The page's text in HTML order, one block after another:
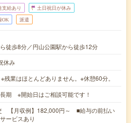
支給あり 土日祝日が休み
OK 派遣
徒歩8分／円山公園駅から徒歩12分
休み
業はほとんどありません。※休憩60分。
長期 ※開始日はご相談可能です！
【月収例】182,000円～ ■給与の前払い
ービスあり